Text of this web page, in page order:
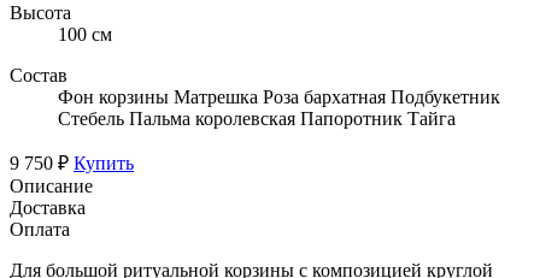
Высота
100 см
Состав
Фон корзины Матрешка Роза бархатная Подбукетник
Стебель Пальма королевская Папоротник Тайга
9 750 ₽ Купить
Описание
Доставка
Оплата
Для большой ритуальной корзины с композицией круглой